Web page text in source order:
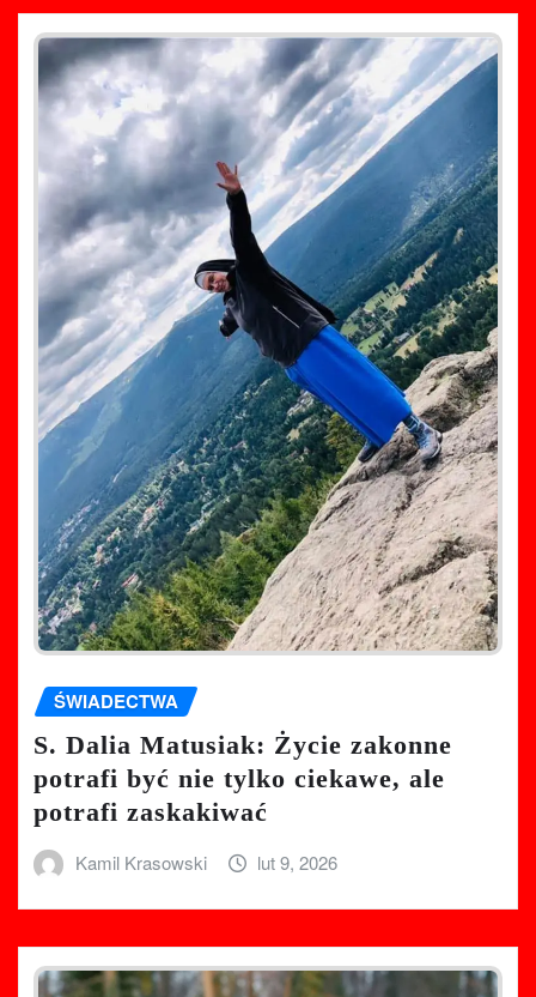
ŚWIADECTWA
S. Dalia Matusiak: Życie zakonne
potrafi być nie tylko ciekawe, ale
potrafi zaskakiwać
Kamil Krasowski lut 9, 2026